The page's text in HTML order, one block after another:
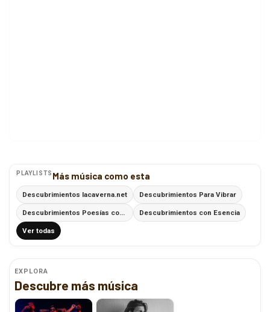
PLAYLISTS Más música como esta
Descubrimientos lacaverna.net Descubrimientos Para Vibrar
Descubrimientos con Esencia
Ver todas
EXPLORA
Descubre más música